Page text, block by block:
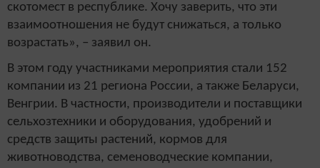
скотомест в республике. Хочу заверить, что эти
взаимоотношения не будут снижаться, а только
возрастать», – заявил он.
В этом году участниками мероприятия стали 152
компании из 21 региона России, а также Беларуси,
Венгрии. В частности, производители и поставщики
сельхозтехники и оборудования, удобрений и
средств защиты растений, кормов для
животноводства, семеноводческие компании,